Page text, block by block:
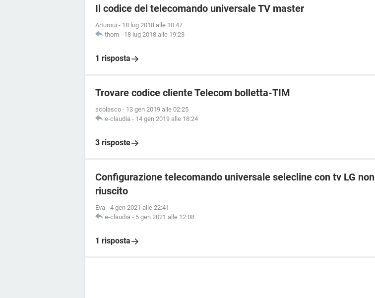
Il codice del telecomando universale TV master
Arturoui - 18 lug 2018 alle 10:47
thom - 18 lug 2018 alle 19:23
1 risposta
Trovare codice cliente Telecom bolletta-TIM
scolasco - 13 gen 2019 alle 02:25
e-claudia - 14 gen 2019 alle 18:24
3 risposte
Configurazione telecomando universale selecline con tv LG non
riuscito
Eva - 4 gen 2021 alle 22:41
e-claudia - 5 gen 2021 alle 12:08
1 risposta